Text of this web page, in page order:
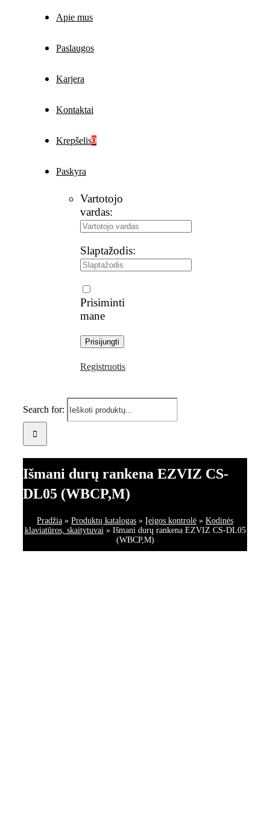
Apie mus
Paslaugos
Karjera
Kontaktai
Krepšelis0
Paskyra
Vartotojo
vardas:
Slaptažodis:
Prisiminti
mane
Registruotis
Search for:
Išmani durų rankena EZVIZ CS-
DL05 (WBCP,M)
Pradžia » Produktų katalogas » Įeigos kontrolė » Kodinės
klaviatūros, skaitytuvai» Išmani durų rankena EZVIZ CS-DL05
(WBCP,M)